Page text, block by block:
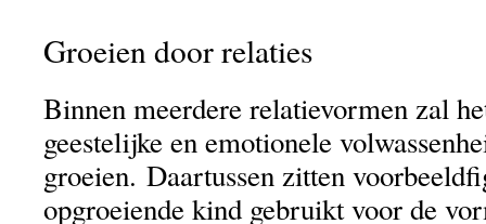
Groeien door relaties
Binnen meerdere relatievormen zal
geestelijke en emotionele
groeien. Daartussen zitten
opgroeiende kind gebruikt voor de